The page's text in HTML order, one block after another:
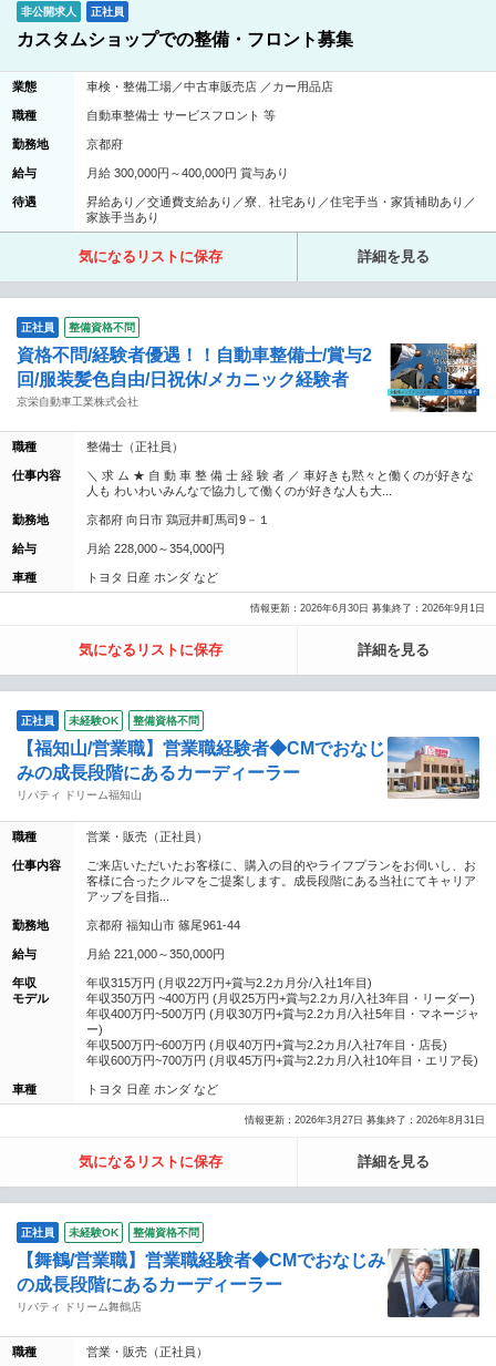
非公開求人 正社員
カスタムショップでの整備・フロント募集
業態 車検・整備工場／中古車販売店 ／カー用品店
職種 自動車整備士 サービスフロント 等
勤務地 京都府
給与 月給 300,000円～400,000円 賞与あり
待遇
昇給あり／交通費支給あり／寮、社宅あり／住宅手当・家賃補助あり／
家族手当あり
気になるリストに保存 詳細を見る
正社員 整備資格不問
資格不問/経験者優遇！！自動車整備士/賞与2
回/服装髪色自由/日祝休/メカニック経験者
京栄自動車工業株式会社
職種 整備士（正社員）
仕事内容
＼ 求 ム ★ 自 動 車 整 備 士 経 験 者 ／ 車好きも黙々と働くのが好きな
人も わいわいみんなで協力して働くのが好きな人も大...
勤務地 京都府 向日市 鶏冠井町馬司9－１
給与 月給 228,000～354,000円
車種 トヨタ 日産 ホンダ など
情報更新：2026年6月30日 募集終了：2026年9月1日
気になるリストに保存 詳細を見る
正社員 未経験OK 整備資格不問
【福知山/営業職】営業職経験者◆CMでおなじ
みの成長段階にあるカーディーラー
リバティ ドリーム福知山
職種 営業・販売（正社員）
仕事内容
ご来店いただいたお客様に、購入の目的やライフプランをお伺いし、お
客様に合ったクルマをご提案します。成長段階にある当社にてキャリア
アップを目指...
勤務地 京都府 福知山市 篠尾961-44
給与 月給 221,000～350,000円
年収
モデル
年収315万円 (月収22万円+賞与2.2カ月分/入社1年目)
年収350万円 ~400万円 (月収25万円+賞与2.2カ月/入社3年目・リーダー)
年収400万円~500万円 (月収30万円+賞与2.2カ月/入社5年目・マネージャ
ー)
年収500万円~600万円 (月収40万円+賞与2.2カ月/入社7年目・店長)
年収600万円~700万円 (月収45万円+賞与2.2カ月/入社10年目・エリア長)
車種 トヨタ 日産 ホンダ など
情報更新：2026年3月27日 募集終了：2026年8月31日
気になるリストに保存 詳細を見る
正社員 未経験OK 整備資格不問
【舞鶴/営業職】営業職経験者◆CMでおなじみ
の成長段階にあるカーディーラー
リバティ ドリーム舞鶴店
職種 営業・販売（正社員）